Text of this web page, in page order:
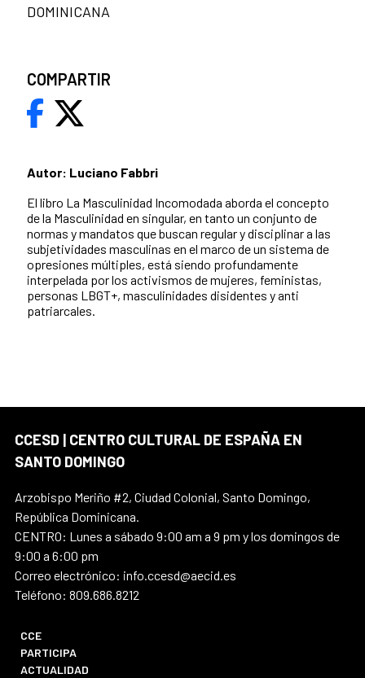
Autor: Luciano Fabbri
El libro La Masculinidad Incomodada aborda el concepto
de la Masculinidad en singular, en tanto un conjunto de
normas y mandatos que buscan regular y disciplinar a las
subjetividades masculinas en el marco de un sistema de
opresiones múltiples, está siendo profundamente
interpelada por los activismos de mujeres, feministas,
personas LBGT+, masculinidades disidentes y anti
patriarcales.
DOMINICANA
COMPARTIR
CCESD | CENTRO CULTURAL DE ESPAÑA EN
SANTO DOMINGO
Arzobispo Meriño #2, Ciudad Colonial, Santo Domingo,
República Dominicana.
CENTRO: Lunes a sábado 9:00 am a 9 pm y los domingos de
9:00 a 6:00 pm
Correo electrónico: info.ccesd@aecid.es
Teléfono: 809.686.8212
CCE
PARTICIPA
ACTUALIDAD